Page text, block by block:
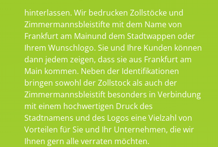
hinterlassen. Wir bedrucken Zollstöcke und
Zimmermannsbleistifte mit dem Name von
Frankfurt am Mainund dem Stadtwappen oder
Ihrem Wunschlogo. Sie und Ihre Kunden können
dann jedem zeigen, dass sie aus Frankfurt am
Main kommen. Neben der Identifikationen
bringen sowohl der Zollstock als auch der
Zimmermannsbleistift besonders in Verbindung
mit einem hochwertigen Druck des
Stadtnamens und des Logos eine Vielzahl von
Vorteilen für Sie und Ihr Unternehmen, die wir
Ihnen gern alle verraten möchten.